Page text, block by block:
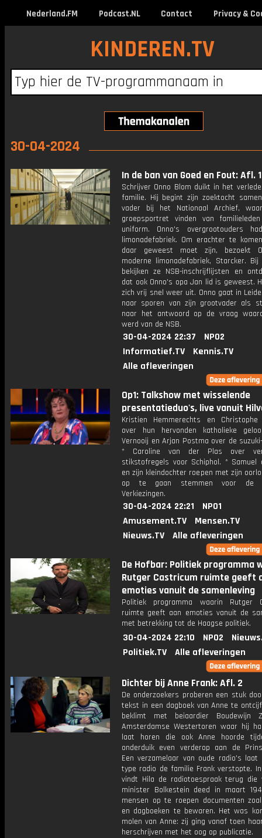
Nederland.FM Podcast.NL Contact Privacy &
KINDEREN.TV
30-04-2024
In de ban van Goed en Fout: Afl. 1
Schrijver Onno Blom duikt in het
familie. Hij begint zijn zoektocht
vader bij het Nationaal Archief,
groepsportret vinden van
uniform. Onno's overgrootouders
limonadefabriek. Om erachter te
daar geweest moet zijn, bezoekt
moderne limonadefabriek, Starcker. Bij
bekijken ze NSB-inschrijflijsten en
dat ook Onno's opa Jan lid is geweest.
zich vrij snel weer uit. Onno gaat in
naar sporen van zijn grootvader als
naar het antwoord op de vraag
werd van de NSB.
30-04-2024 22:37
NPO2
Informatief.TV
Kennis.TV
Alle afleveringen
Op1: Talkshow met wisselende
presentatieduo's, live vanuit
Kristien Hemmerechts en Christophe
over hun hervonden katholieke
Vernooij en Arjan Postma over de
* Caroline van der Plas over
stikstofregels voor Schiphol. * Samuel
en zijn kleindochter roepen met zijn
op te gaan stemmen voor de
Verkiezingen.
30-04-2024 22:21
NPO1
Amusement.TV
Mensen.TV
Nieuws.TV
Alle afleveringen
De Hofbar: Politiek programma
Rutger Castricum ruimte geeft
emoties vanuit de samenleving
Politiek programma waarin Rutger
ruimte geeft aan emoties vanuit de
met betrekking tot de Haagse politiek.
30-04-2024 22:10 NPO2
Politiek.TV
Alle afleveringen
Dichter bij Anne Frank: Afl. 2
De onderzoekers proberen een stuk
tekst in een dagboek van Anne te
beklimt met beiaardier Boudewijn
Amsterdamse Westertoren waar hij
laat horen die ook Anne hoorde
onderduik even verderop aan de
Een verzamelaar van oude radio's laat
type radio de familie Frank verstopte. In
vindt Hila de radiotoespraak terug die
minister Bolkestein deed in maart
mensen op te roepen documenten
en dagboeken te bewaren. Het was
molen van Anne: zij ging vanaf toen
herschrijven met het oog op publicatie.